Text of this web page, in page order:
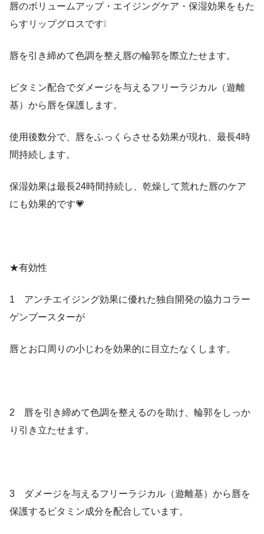
唇のボリュームアップ・エイジングケア・保湿効果をもた
らすリップグロスです❕
唇を引き締めて色調を整え唇の輪郭を際立たせます。
ビタミン配合でダメージを与えるフリーラジカル（遊離
基）から唇を保護します。
使用後数分で、唇をふっくらさせる効果が現れ、最長4時
間持続します。
保湿効果は最長24時間持続し、乾燥して荒れた唇のケア
にも効果的です💗
★有効性
1 アンチエイジング効果に優れた独自開発の協力コラー
ゲンブースターが
唇とお口周りの小じわを効果的に目立たなくします。
2 唇を引き締めて色調を整えるのを助け、輪郭をしっか
り引き立たせます。
3 ダメージを与えるフリーラジカル（遊離基）から唇を
保護するビタミン成分を配合しています。